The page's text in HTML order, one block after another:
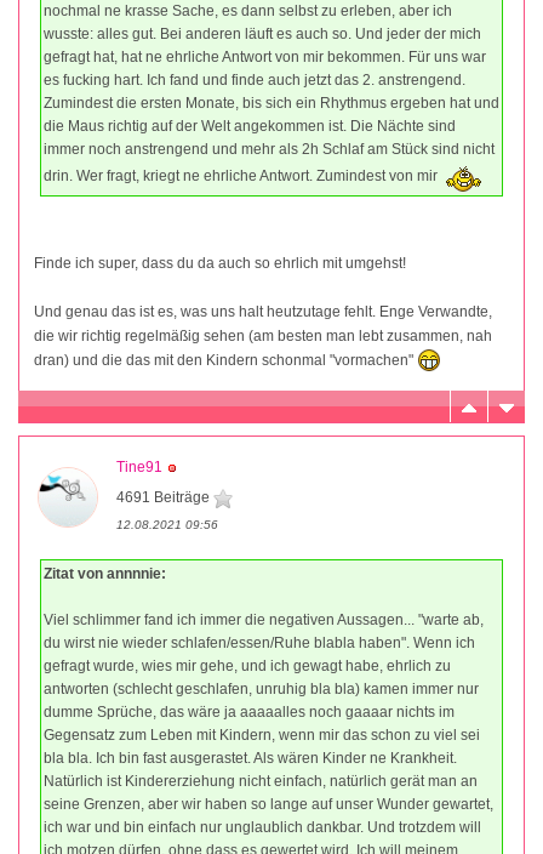
nochmal ne krasse Sache, es dann selbst zu erleben, aber ich
wusste: alles gut. Bei anderen läuft es auch so. Und jeder der mich
gefragt hat, hat ne ehrliche Antwort von mir bekommen. Für uns war
es fucking hart. Ich fand und finde auch jetzt das 2. anstrengend.
Zumindest die ersten Monate, bis sich ein Rhythmus ergeben hat und
die Maus richtig auf der Welt angekommen ist. Die Nächte sind
immer noch anstrengend und mehr als 2h Schlaf am Stück sind nicht
drin. Wer fragt, kriegt ne ehrliche Antwort. Zumindest von mir
Finde ich super, dass du da auch so ehrlich mit umgehst!
Und genau das ist es, was uns halt heutzutage fehlt. Enge Verwandte,
die wir richtig regelmäßig sehen (am besten man lebt zusammen, nah
dran) und die das mit den Kindern schonmal "vormachen"
Tine91
4691 Beiträge
12.08.2021 09:56
Zitat von annnnie:
Viel schlimmer fand ich immer die negativen Aussagen... "warte ab,
du wirst nie wieder schlafen/essen/Ruhe blabla haben". Wenn ich
gefragt wurde, wies mir gehe, und ich gewagt habe, ehrlich zu
antworten (schlecht geschlafen, unruhig bla bla) kamen immer nur
dumme Sprüche, das wäre ja aaaaalles noch gaaaar nichts im
Gegensatz zum Leben mit Kindern, wenn mir das schon zu viel sei
bla bla. Ich bin fast ausgerastet. Als wären Kinder ne Krankheit.
Natürlich ist Kindererziehung nicht einfach, natürlich gerät man an
seine Grenzen, aber wir haben so lange auf unser Wunder gewartet,
ich war und bin einfach nur unglaublich dankbar. Und trotzdem will